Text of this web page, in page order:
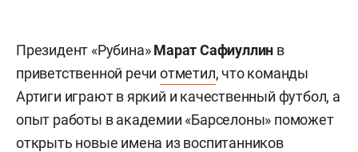
Президент «Рубина»Марат Сафиуллин в
приветственной речиотметил, что команды
Артиги играют в яркий и качественный футбол, а
опыт работы в академии «Барселоны» поможет
открыть новые имена из воспитанников